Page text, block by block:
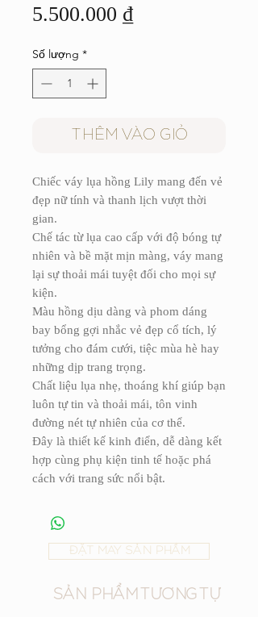
5.500.000 ₫Giá
Số lượng *
THÊM VÀO GIỎ
Chiếc váy lụa hồng Lily mang đến vẻ
đẹp nữ tính và thanh lịch vượt thời
gian.
Chế tác từ lụa cao cấp với độ bóng tự
nhiên và bề mặt mịn màng, váy mang
lại sự thoải mái tuyệt đối cho mọi sự
kiện.
Màu hồng dịu dàng và phom dáng
bay bổng gợi nhắc vẻ đẹp cổ tích, lý
tưởng cho đám cưới, tiệc mùa hè hay
những dịp trang trọng.
Chất liệu lụa nhẹ, thoáng khí giúp bạn
luôn tự tin và thoải mái, tôn vinh
đường nét tự nhiên của cơ thể.
Đây là thiết kế kinh điển, dễ dàng kết
hợp cùng phụ kiện tinh tế hoặc phá
cách với trang sức nổi bật.
ĐẶT MAY SẢN PHẨM
SẢN PHẨM TƯƠNG TỰ